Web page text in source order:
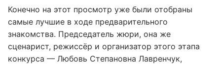
Конечно на этот просмотр уже были отобраны
самые лучшие в ходе предварительного
знакомства. Председатель жюри, она же
сценарист, режиссёр и организатор этого этапа
конкурса — Любовь Степановна Лавренчук,